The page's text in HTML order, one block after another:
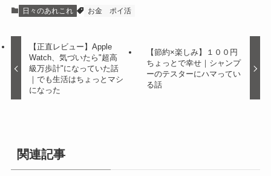
日々のあれこれ お金 ポイ活
【正直レビュー】Apple
Watch、気づいたら"超高
級万歩計"になっていた話
｜でも生活はちょっとマシ
になった
【節約×楽しみ】１００円
ちょっとで幸せ｜シャンプ
ーのテスターにハマってい
る話
関連記事